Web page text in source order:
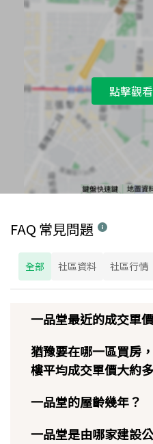
點擊觀
FAQ 常見問題
全部 社區資料 社區行情
一品堂最近的成交單
猶豫要在哪一區買房
樓平均成交單價大約
一品堂的屋齡幾年？
一品堂是由哪家建設